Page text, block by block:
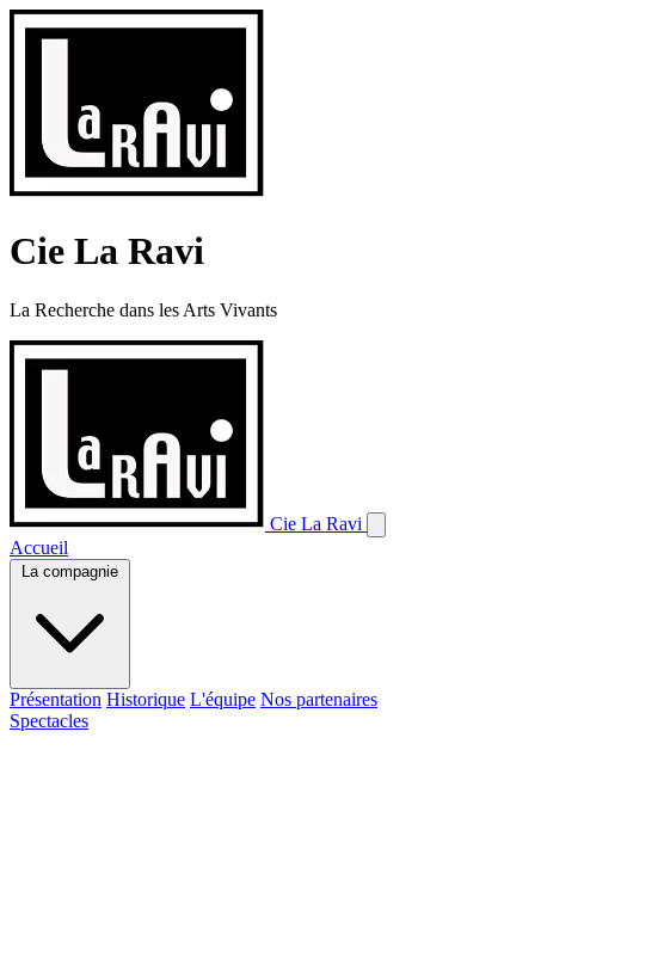
Cie La Ravi
La Recherche dans les Arts Vivants
Cie La Ravi
Accueil
La compagnie
Présentation Historique L'équipe Nos partenaires
Spectacles